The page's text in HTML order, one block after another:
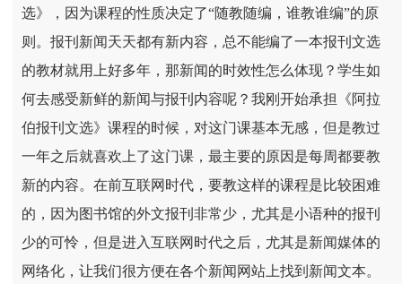
选》，因为课程的性质决定了“随教随编，谁教谁编”的原
则。报刊新闻天天都有新内容，总不能编了一本报刊文选
的教材就用上好多年，那新闻的时效性怎么体现？学生如
何去感受新鲜的新闻与报刊内容呢？我刚开始承担《阿拉
伯报刊文选》课程的时候，对这门课基本无感，但是教过
一年之后就喜欢上了这门课，最主要的原因是每周都要教
新的内容。在前互联网时代，要教这样的课程是比较困难
的，因为图书馆的外文报刊非常少，尤其是小语种的报刊
少的可怜，但是进入互联网时代之后，尤其是新闻媒体的
网络化，让我们很方便在各个新闻网站上找到新闻文本。